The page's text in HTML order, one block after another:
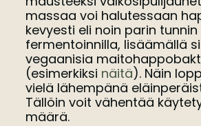
massaa voi halutessaan
kevyesti eli noin parin tunnin
fermentoinnilla, lisäämällä
vegaanisia
(esimerkiksi näitä). Näin
vielä lähempänä
Tällöin voit vähentää
määrä.